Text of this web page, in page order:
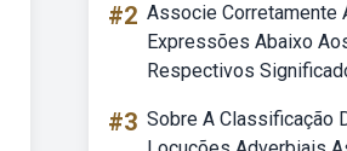
#2 Associe Corretamente
Expressões Abaixo
Respectivos
#3 Sobre A Classificação